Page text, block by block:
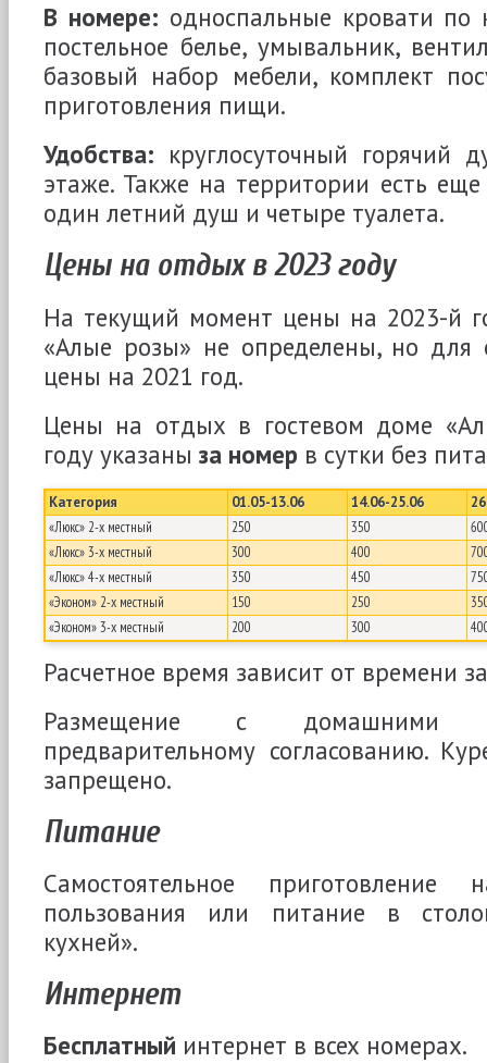
В номере: односпальные кровати по
постельное белье, умывальник,
базовый набор мебели, комплект
приготовления пищи.
Удобства: круглосуточный
этаже. Также на территории есть
один летний душ и четыре туалета.
Цены на отдых в 2023 году
На текущий момент цены на 2023-й
«Алые розы» не определены, но для
цены на 2021 год.
Цены на отдых в гостевом доме
году указаны за номер в сутки без
Категория 01.05-13.06 14.06-25.06
«Люкс» 2-х местный
250 350
«Люкс» 3-х местный
300 400
«Люкс» 4-х местный
350 450
«Эконом» 2-х местный
150 250
«Эконом» 3-х местный
200 300
Расчетное время зависит от времени
Размещение с домашними
предварительному согласованию.
запрещено.
Питание
Самостоятельное
пользования или питание в
кухней».
Интернет
Бесплатный интернет в всех номерах.